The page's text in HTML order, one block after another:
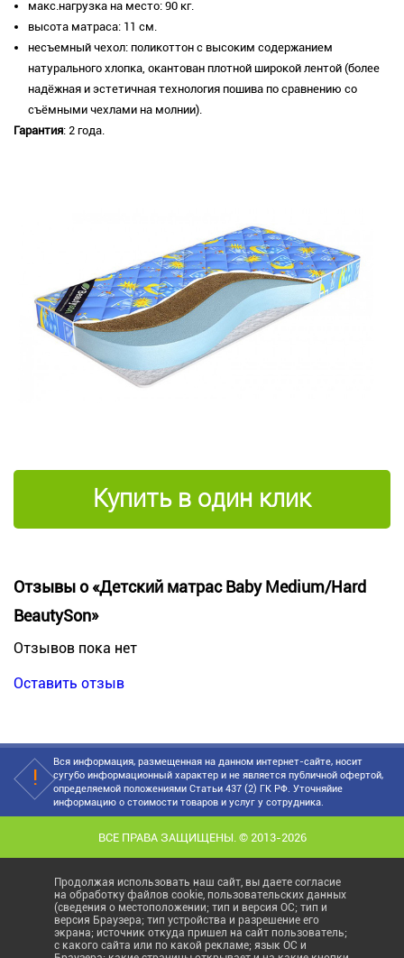
макс.нагрузка на место: 90 кг.
высота матраса: 11 см.
несъемный чехол: поликоттон с высоким содержанием
натурального хлопка, окантован плотной широкой лентой (более
надёжная и эстетичная технология пошива по сравнению со
съёмными чехлами на молнии).
Гарантия: 2 года.
Купить в один клик
Отзывы о «Детский матрас Baby Medium/Hard
BeautySon»
Отзывов пока нет
Оставить отзыв
Вся информация, размещенная на данном интернет-сайте, носит
сугубо информационный характер и не является публичной офертой,
определяемой положениями Статьи 437 (2) ГК РФ. Уточняйие
информацию о стоимости товаров и услуг у сотрудника.
ВСЕ ПРАВА ЗАЩИЩЕНЫ. © 2013-2026
Продолжая использовать наш сайт, вы даете согласие
на обработку файлов cookie, пользовательских данных
(сведения о местоположении; тип и версия ОС; тип и
версия Браузера; тип устройства и разрешение его
экрана; источник откуда пришел на сайт пользователь;
с какого сайта или по какой рекламе; язык ОС и